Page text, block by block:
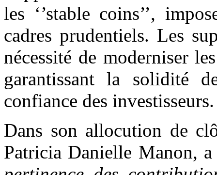
les ‘’stable coins’’,
cadres prudentiels. Les
nécessité de moderniser
garantissant la solidité
confiance des
Dans son allocution de
Patricia Danielle Manon, a